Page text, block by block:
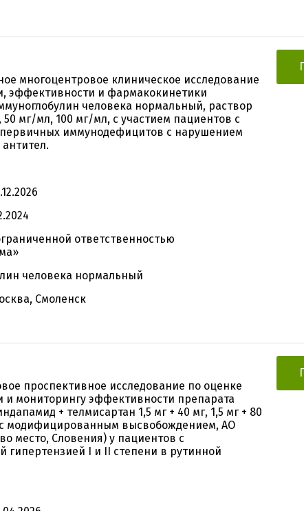
многоцентровое клиническое исследование
эффективности и фармакокинетики
человека нормальный, раствор
мг/мл, 100 мг/мл, с участием пациентов с
иммунодефицитов с нарушением
ответственностью
человека нормальный
Смоленск
проспективное исследование по оценке
и мониторингу эффективности препарата
+ телмисартан 1,5 мг + 40 мг, 1,5 мг + 80
с модифицированным высвобождением, АО
место, Словения) у пациентов с
гипертензией I и II степени в рутинной